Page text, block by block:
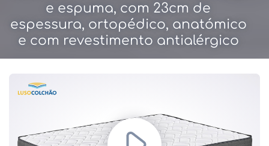
e espuma, com 23cm de
espessura, ortopédico, anatómico
e com revestimento antialérgico